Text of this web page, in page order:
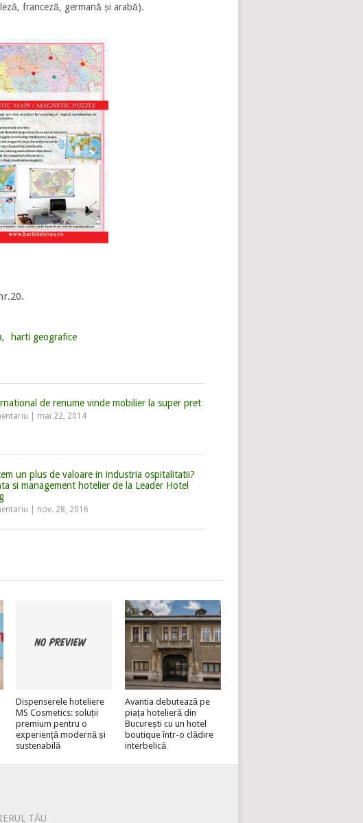
franceză, germană și arabă).
, harti geografice
de renume vinde mobilier la super pret
mai 22, 2014
un plus de valoare in industria ospitalitatii?
si management hotelier de la Leader Hotel
nov. 28, 2016
Dispenserele hoteliere
MS Cosmetics: soluții
premium pentru o
experiență modernă și
sustenabilă
Avantia debutează pe
piața hotelieră din
București cu un hotel
boutique într-o clădire
interbelică
TĂU